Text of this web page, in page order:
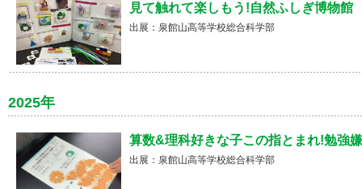
見て触れて楽しもう!自然ふしぎ博物館
出展：泉館山高等学校総合科学部
2025年
算数&理科好きな子この指とまれ!勉強
出展：泉館山高等学校総合科学部